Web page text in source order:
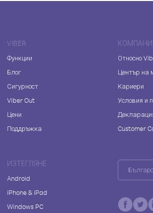
VIBER
Функции
Блог
Сигурност
Viber Out
Цени
Поддръжка
Относно
Център на
Кариери
Условия и
Customer
ИЗТЕГЛЯНЕ
Android
iPhone & iPad
Windows PC